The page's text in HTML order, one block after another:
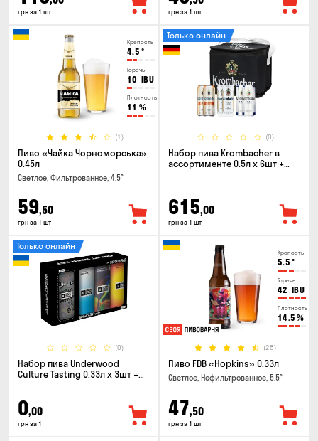
грн за 1 шт грн за 1 шт
Крепость
4.5 °
Горечь
10 IBU
Плотность
11 %
(1)
Пиво «Чайка Чорноморська»
0.45л
Светлое, Фильтрованное, 4.5°
59,50
грн за 1 шт
(0)
Только онлайн
Набор пива Krombacher в
ассортименте 0.5л х 6шт +
615,00
грн за 1 шт
(0)
Только онлайн
Набор пива Underwood
Culture Tasting 0.33л x 3шт +
0,00
грн за 1
Крепость
5.5 °
Горечь
42 IBU
Плотность
14.5 %
(28)
Пиво FDB «Hopkins» 0.33л
Светлое, Нефильтрованное, 5.5°
47,50
грн за 1 шт